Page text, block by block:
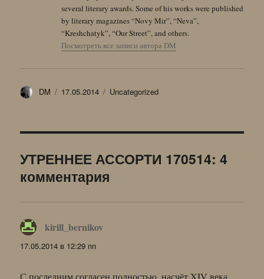
several literary awards. Some of his works were published
by literary magazines “Novy Mir”, “Neva”,
“Kreshchatyk”, “Our Street”, and others.
Посмотреть все записи автора DM
Автор
DM Опубликовано
17.05.2014 Рубрики
Uncategorized
УТРЕННЕЕ АССОРТИ 170514: 4
комментария
kirill_bernikov
17.05.2014 в 12:29 пп
С последним согласен полностью, насчёт XIV века.